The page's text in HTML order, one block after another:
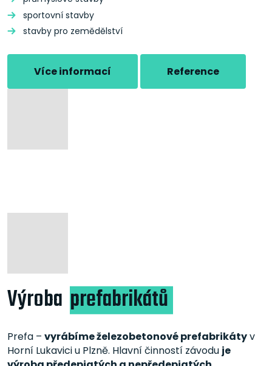
sportovní stavby
stavby pro zemědělství
Více informací Reference
Výroba prefabrikátů
Prefa – vyrábíme železobetonové prefabrikátyv
Horní Lukavici u Plzně. Hlavní činností závodu je